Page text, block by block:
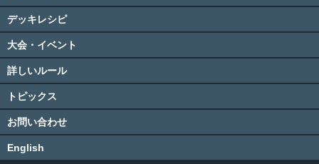
デッキレシピ
大会・イベント
詳しいルール
トピックス
お問い合わせ
English